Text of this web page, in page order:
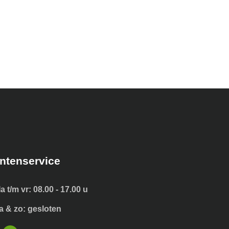
t/m vr: 08.00 - 17.00 u
& zo: gesloten